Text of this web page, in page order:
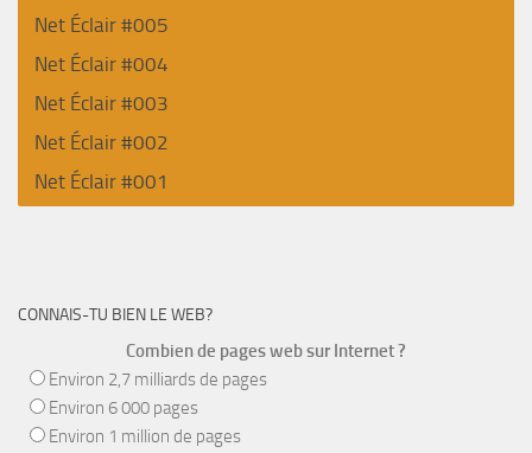
Net Éclair #005
Net Éclair #004
Net Éclair #003
Net Éclair #002
Net Éclair #001
CONNAIS-TU BIEN LE WEB?
Combien de pages web sur Internet ?
Environ 2,7 milliards de pages
Environ 6 000 pages
Environ 1 million de pages